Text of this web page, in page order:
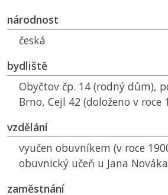
národnost
česká
bydliště
Obyčtov čp. 14 (rodný dům),
Brno, Cejl 42 (doloženo v roce
vzdělání
vyučen obuvníkem (v roce
obuvnický učeň u Jana
zaměstnání